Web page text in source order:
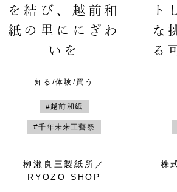
を結び、越前和
紙の里ににぎわ
いを
知る/体験/買う
#越前和紙
#千年未来工藝祭
栁瀨良三製紙所／
RYOZO SHOP
ト
な
る
株